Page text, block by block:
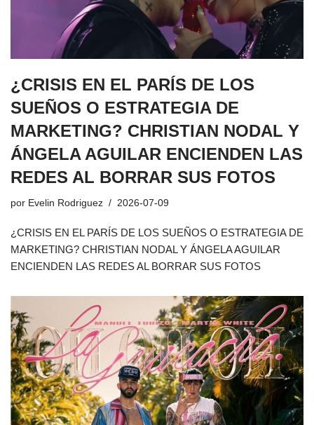
¿CRISIS EN EL PARÍS DE LOS
SUEÑOS O ESTRATEGIA DE
MARKETING? CHRISTIAN NODAL Y
ÁNGELA AGUILAR ENCIENDEN LAS
REDES AL BORRAR SUS FOTOS
por Evelin Rodriguez 2026-07-09
¿CRISIS EN EL PARÍS DE LOS SUEÑOS O ESTRATEGIA DE
MARKETING? CHRISTIAN NODAL Y ÁNGELA AGUILAR
ENCIENDEN LAS REDES AL BORRAR SUS FOTOS